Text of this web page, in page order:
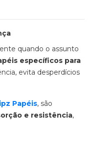
quando o assunto
específicos para
evita desperdícios
Papéis, são
e resistência,